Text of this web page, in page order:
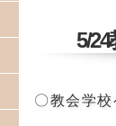
5/
〇教会学